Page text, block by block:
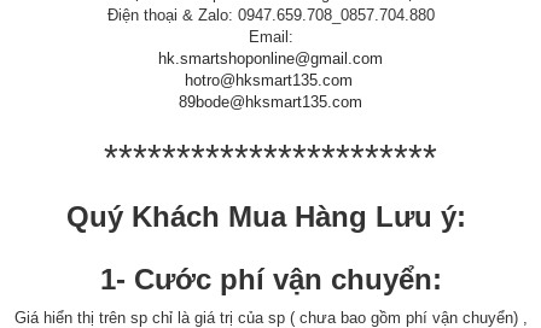
Điện thoại & Zalo: 0947.659.708_0857.704.880
Email:
hk.smartshoponline@gmail.com
hotro@hksmart135.com
89bode@hksmart135.com
***********************
Quý Khách Mua Hàng Lưu ý:
1- Cước phí vận chuyển:
Giá hiển thị trên sp chỉ là giá trị của sp ( chưa bao gồm phí vận chuyển) ,